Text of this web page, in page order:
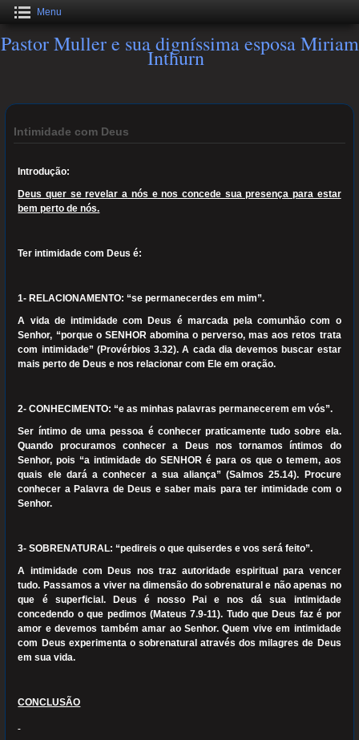
Menu
Pastor Muller e sua digníssima esposa Miriam
Inthurn
Intimidade com Deus
Introdução:
Deus quer se revelar a nós e nos concede sua presença para estar
bem perto de nós.
Ter intimidade com Deus é:
1- RELACIONAMENTO: “se permanecerdes em mim”.
A vida de intimidade com Deus é marcada pela comunhão com o
Senhor, “porque o SENHOR abomina o perverso, mas aos retos trata
com intimidade” (Provérbios 3.32). A cada dia devemos buscar estar
mais perto de Deus e nos relacionar com Ele em oração.
2- CONHECIMENTO: “e as minhas palavras permanecerem em vós”.
Ser íntimo de uma pessoa é conhecer praticamente tudo sobre ela.
Quando procuramos conhecer a Deus nos tornamos íntimos do
Senhor, pois “a intimidade do SENHOR é para os que o temem, aos
quais ele dará a conhecer a sua aliança” (Salmos 25.14). Procure
conhecer a Palavra de Deus e saber mais para ter intimidade com o
Senhor.
3- SOBRENATURAL: “pedireis o que quiserdes e vos será feito”.
A intimidade com Deus nos traz autoridade espiritual para vencer
tudo. Passamos a viver na dimensão do sobrenatural e não apenas no
que é superficial. Deus é nosso Pai e nos dá sua intimidade
concedendo o que pedimos (Mateus 7.9-11). Tudo que Deus faz é por
amor e devemos também amar ao Senhor. Quem vive em intimidade
com Deus experimenta o sobrenatural através dos milagres de Deus
em sua vida.
CONCLUSÃO